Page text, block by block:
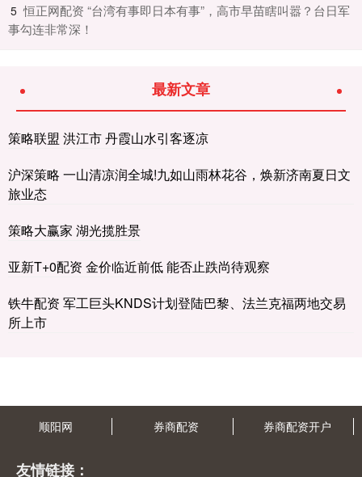
5 ​恒正网配资 “台湾有事即日本有事”，高市早苗瞎叫嚣？台日军
事勾连非常深！
最新文章
策略联盟 洪江市 丹霞山水引客逐凉
沪深策略 一山清凉润全城!九如山雨林花谷，焕新济南夏日文
旅业态
策略大赢家 湖光揽胜景
亚新T+0配资 金价临近前低 能否止跌尚待观察
铁牛配资 军工巨头KNDS计划登陆巴黎、法兰克福两地交易
所上市
顺阳网 券商配资 券商配资开户
友情链接：